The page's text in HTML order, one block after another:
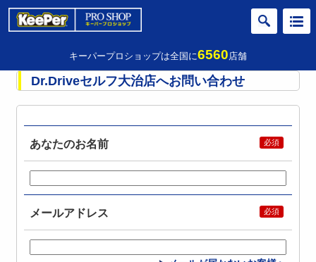
キーパープロショップは全国に6560店舗
Dr.Driveセルフ大治店へお問い合わせ
あなたのお名前
メールアドレス